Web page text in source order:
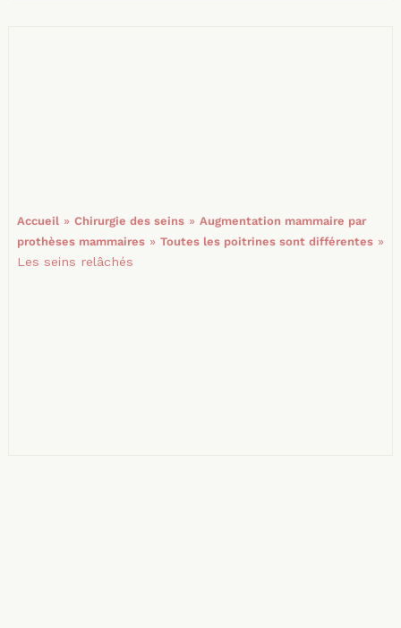
Accueil» Chirurgie des seins» Augmentation mammaire par
prothèses mammaires» Toutes les poitrines sont différentes»
Les seins relâchés